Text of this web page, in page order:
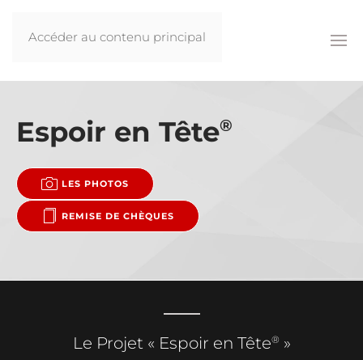
Accéder au contenu principal
Espoir en Tête®
LES PHOTOS
REMISE DE CHÈQUES
Le Projet « Espoir en Tête® »